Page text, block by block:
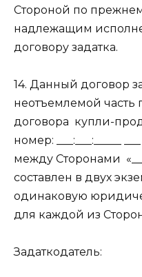
Стороной по
надлежащим
договору задатка.
14. Данный договор
неотъемлемой часть
договора купли-
номер: ___:___:_____
между Сторонами
составлен в двух
одинаковую
для каждой из
Задаткодатель: